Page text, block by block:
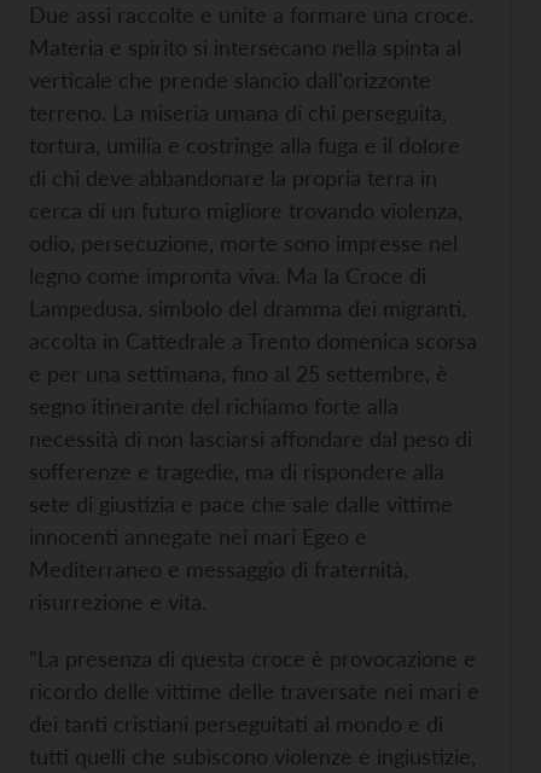
Due assi raccolte e unite a formare una croce.
Materia e spirito si intersecano nella spinta al
verticale che prende slancio dall'orizzonte
terreno. La miseria umana di chi perseguita,
tortura, umilia e costringe alla fuga e il dolore
di chi deve abbandonare la propria terra in
cerca di un futuro migliore trovando violenza,
odio, persecuzione, morte sono impresse nel
legno come impronta viva. Ma la Croce di
Lampedusa, simbolo del dramma dei migranti,
accolta in Cattedrale a Trento domenica scorsa
e per una settimana, fino al 25 settembre, è
segno itinerante del richiamo forte alla
necessità di non lasciarsi affondare dal peso di
sofferenze e tragedie, ma di rispondere alla
sete di giustizia e pace che sale dalle vittime
innocenti annegate nei mari Egeo e
Mediterraneo e messaggio di fraternità,
risurrezione e vita.
"La presenza di questa croce è provocazione e
ricordo delle vittime delle traversate nei mari e
dei tanti cristiani perseguitati al mondo e di
tutti quelli che subiscono violenze e ingiustizie,